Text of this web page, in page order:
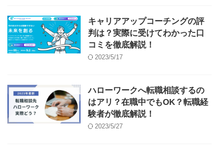
キャリアアップコーチングの評
判は？実際に受けてわかった口
コミを徹底解説！
2023/5/17
ハローワークへ転職相談するの
はアリ？在職中でもOK？転職経
験者が徹底解説！
2023/5/27